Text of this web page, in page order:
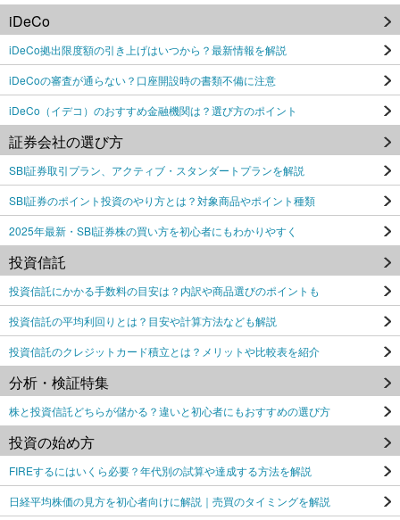
iDeCo
iDeCo拠出限度額の引き上げはいつから？最新情報を解説
iDeCoの審査が通らない？口座開設時の書類不備に注意
iDeCo（イデコ）のおすすめ金融機関は？選び方のポイント
証券会社の選び方
SBI証券取引プラン、アクティブ・スタンダートプランを解説
SBI証券のポイント投資のやり方とは？対象商品やポイント種類
2025年最新・SBI証券株の買い方を初心者にもわかりやすく
投資信託
投資信託にかかる手数料の目安は？内訳や商品選びのポイントも
投資信託の平均利回りとは？目安や計算方法なども解説
投資信託のクレジットカード積立とは？メリットや比較表を紹介
分析・検証特集
株と投資信託どちらが儲かる？違いと初心者にもおすすめの選び方
投資の始め方
FIREするにはいくら必要？年代別の試算や達成する方法を解説
日経平均株価の見方を初心者向けに解説｜売買のタイミングを解説